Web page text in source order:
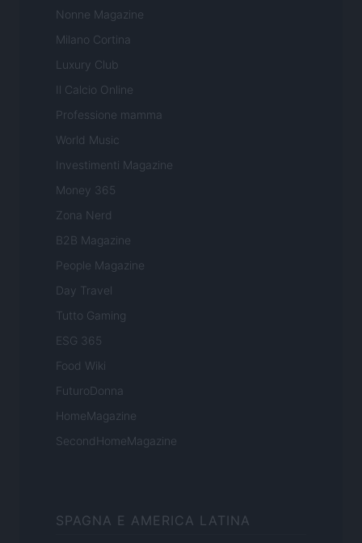
Nonne Magazine
Milano Cortina
Luxury Club
Il Calcio Online
Professione mamma
World Music
Investimenti Magazine
Money 365
Zona Nerd
B2B Magazine
People Magazine
Day Travel
Tutto Gaming
ESG 365
Food Wiki
FuturoDonna
HomeMagazine
SecondHomeMagazine
SPAGNA E AMERICA LATINA